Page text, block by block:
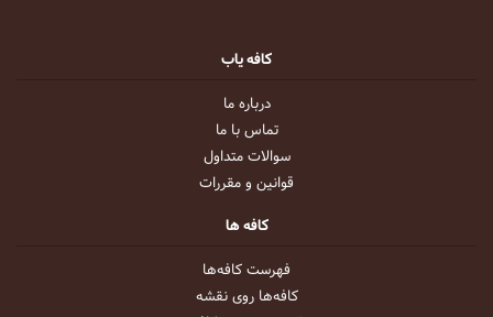
کافه یاب
درباره ما
تماس با ما
سوالات متداول
قوانین و مقررات
کافه ها
فهرست کافه‌ها
کافه‌ها روی نقشه